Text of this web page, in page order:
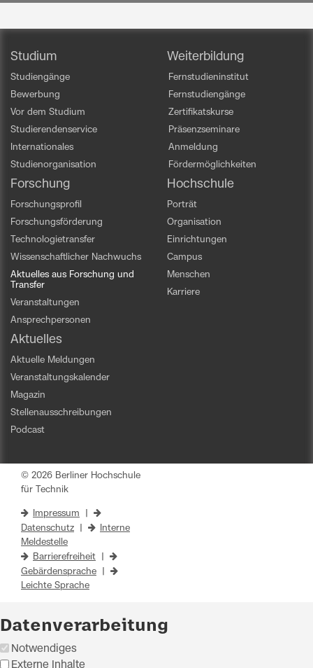
Studium
Studiengänge
Bewerbung
Vor dem Studium
Studierendenservice
Internationales
Studienorganisation
Weiterbildung
Fernstudieninstitut
Fernstudiengänge
Zertifikatskurse
Präsenzseminare
Anmeldung
Fördermöglichkeiten
Forschung
Forschungsprofil
Forschungsförderung
Technologietransfer
Wissenschaftlicher Nachwuchs
Aktuelles aus Forschung und
Transfer
Veranstaltungen
Ansprechpersonen
Hochschule
Porträt
Organisation
Einrichtungen
Campus
Menschen
Karriere
Aktuelles
Aktuelle Meldungen
Veranstaltungskalender
Magazin
Stellenausschreibungen
Podcast
© 2026 Berliner Hochschule
für Technik
Impressum
Datenschutz
Interne
Meldestelle
Barrierefreiheit
Gebärdensprache
Leichte Sprache
Datenverarbeitung
Notwendiges
Externe Inhalte